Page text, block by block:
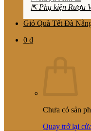
⇱ Phụ kiện Rượu
Giỏ Quà Tết Đà
0 ₫
Chưa có sản
Quay trở lại